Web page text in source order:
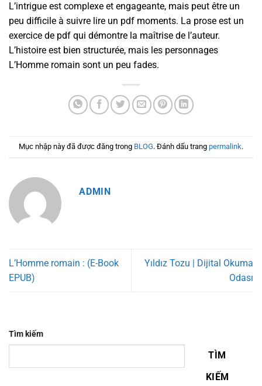
L’intrigue est complexe et engageante, mais peut être un
peu difficile à suivre lire un pdf moments. La prose est un
exercice de pdf qui démontre la maîtrise de l’auteur.
L’histoire est bien structurée, mais les personnages
L’Homme romain sont un peu fades.
Mục nhập này đã được đăng trong BLOG. Đánh dấu trang permalink.
ADMIN
L’Homme romain : (E-Book
EPUB)
Yıldız Tozu | Dijital Okuma
Odası
Tìm kiếm
TÌM
KIẾM